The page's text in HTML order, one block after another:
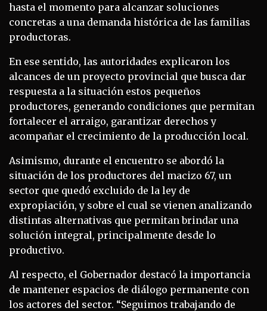
hasta el momento para alcanzar soluciones
concretas a una demanda histórica de las familias
productoras.
En ese sentido, las autoridades explicaron los
alcances de un proyecto provincial que busca dar
respuesta a la situación estos pequeños
productores, generando condiciones que permitan
fortalecer el arraigo, garantizar derechos y
acompañar el crecimiento de la producción local.
Asimismo, durante el encuentro se abordó la
situación de los productores del macizo 67, un
sector que quedó excluido de la ley de
expropiación, y sobre el cual se vienen analizando
distintas alternativas que permitan brindar una
solución integral, principalmente desde lo
productivo.
Al respecto, el Gobernador destacó la importancia
de mantener espacios de diálogo permanente con
los actores del sector. “Seguimos trabajando de